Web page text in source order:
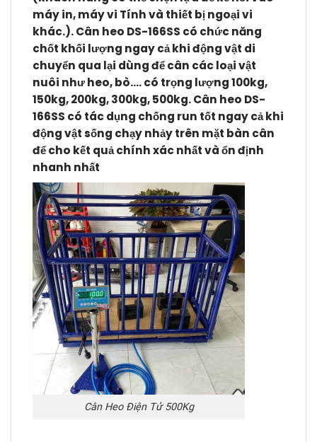
máy in, máy vi Tính và thiết bị ngoại vi
khác.).Cân heo DS-166SS có chức năng
chốt khối lượng ngay cả khi động vật di
chuyển qua lại dùng để cân các loại vật
nuôi như heo, bò…. có trọng lượng 100kg,
150kg, 200kg, 300kg, 500kg. Cân heo DS-
166SS có tác dụng chống run tốt ngay cả khi
động vật sống chạy nhảy trên mặt bàn cân
để cho kết quả chính xác nhất và ổn định
nhanh nhất
Cân Heo Điện Tử 500Kg